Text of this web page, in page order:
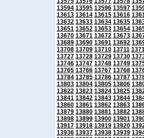
13594 13595 13596 13597
13613 13614 13615 13616
13632 13633 13634 13635
13651 13652 13653 13654
13670 13671 13672 13673
13689 13690 13691 13692
13708 13709 13710 13711
13727 13728 13729 13730
13746 13747 13748 13749
13765 13766 13767 13768
13784 13785 13786 13787
13803 13804 13805 13806
13822 13823 13824 13825
13841 13842 13843 13844
13860 13861 13862 13863
13879 13880 13881 13882
13898 13899 13900 13901
13917 13918 13919 13920
13936 13937 13938 13939